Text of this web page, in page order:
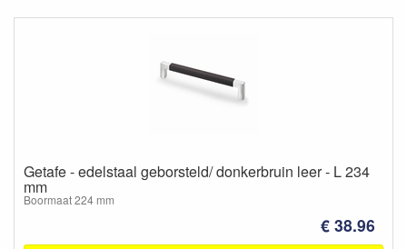
Getafe - edelstaal geborsteld/ donkerbruin leer - L 234
mm
Boormaat 224 mm
€ 38.96